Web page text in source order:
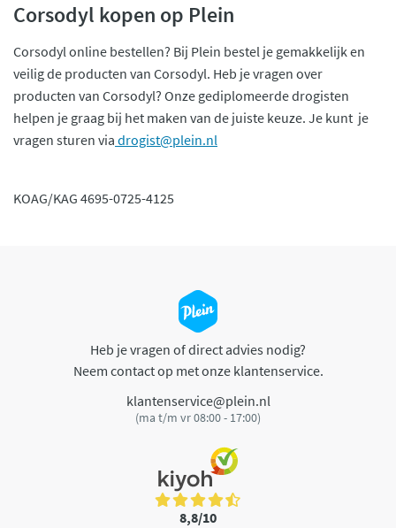
Corsodyl kopen op Plein
Corsodyl online bestellen? Bij Plein bestel je gemakkelijk en
veilig de producten van Corsodyl. Heb je vragen over
producten van Corsodyl? Onze gediplomeerde drogisten
helpen je graag bij het maken van de juiste keuze. Je kunt je
vragen sturen via drogist@plein.nl
KOAG/KAG 4695-0725-4125
Heb je vragen of direct advies nodig?
Neem contact op met onze klantenservice.
klantenservice@plein.nl
(ma t/m vr 08:00 - 17:00)
8,8/10